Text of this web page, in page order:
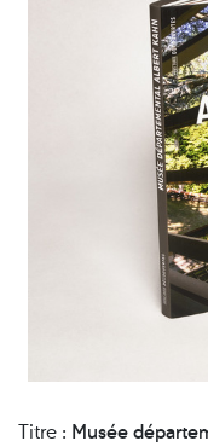
Titre : Musée